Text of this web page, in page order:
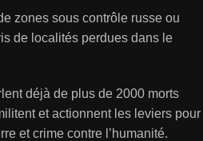
zones sous contrôle russe ou
de localités perdues dans le
déjà de plus de 2000 morts
et actionnent les leviers pour
et crime contre l’humanité.